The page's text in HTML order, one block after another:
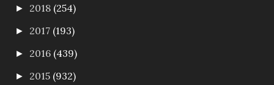
► 2018 (254)
► 2017 (193)
► 2016 (439)
► 2015 (932)